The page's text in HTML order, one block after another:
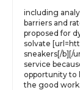
including
barriers and
proposed for
solvate
sneakers[/b][/
service
opportunity to
the good